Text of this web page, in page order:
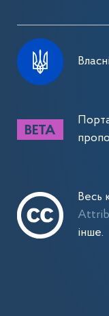
Весь
інше.